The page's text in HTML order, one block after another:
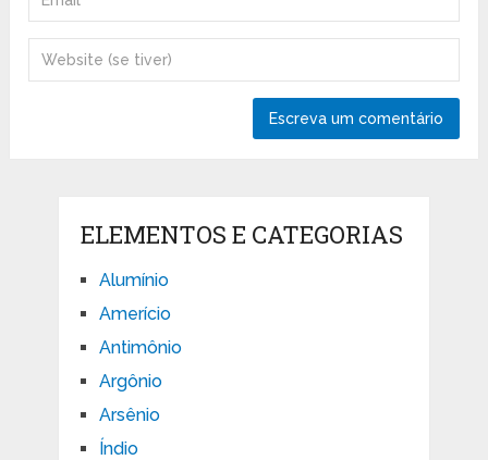
ELEMENTOS E CATEGORIAS
Alumínio
Amerício
Antimônio
Argônio
Arsênio
Índio